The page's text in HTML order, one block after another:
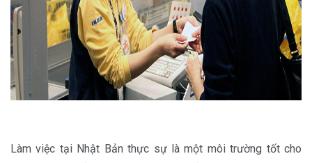
Làm việc tại Nhật Bản thực sự là một môi trường tốt cho